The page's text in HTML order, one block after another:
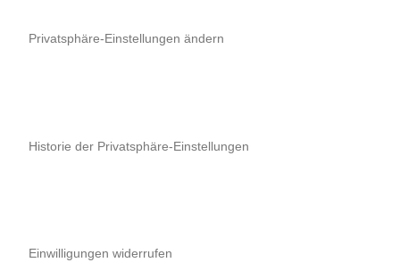
Privatsphäre-Einstellungen ändern
Historie der Privatsphäre-Einstellungen
Einwilligungen widerrufen